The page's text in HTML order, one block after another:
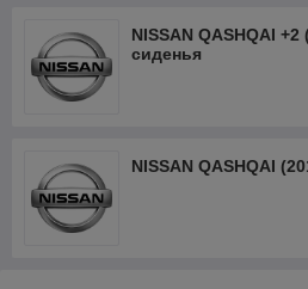
NISSAN QASHQAI
сиденья
NISSAN QASHQAI